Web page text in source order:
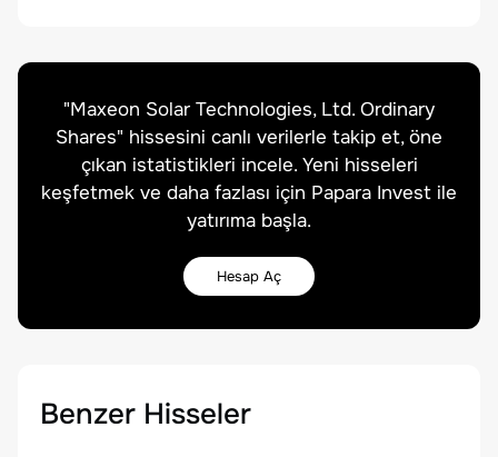
"Maxeon Solar Technologies, Ltd. Ordinary
Shares" hissesini canlı verilerle takip et, öne
çıkan istatistikleri incele. Yeni hisseleri
keşfetmek ve daha fazlası için Papara Invest ile
yatırıma başla.
Hesap Aç
Benzer Hisseler